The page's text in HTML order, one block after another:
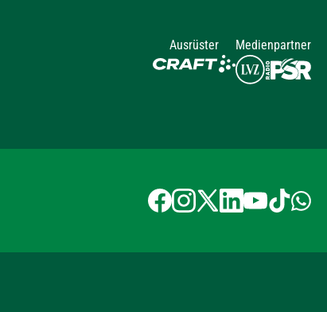
Ausrüster
Medienpartner